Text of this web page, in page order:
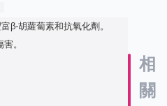
β-胡蘿蔔素和抗氧化劑。
。
相
關